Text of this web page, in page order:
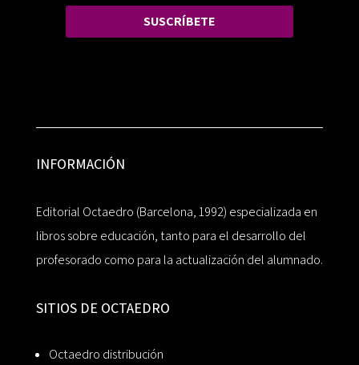
SUSCRÍBETE
INFORMACIÓN
Editorial Octaedro (Barcelona, 1992) especializada en
libros sobre educación, tanto para el desarrollo del
profesorado como para la actualización del alumnado.
SITIOS DE OCTAEDRO
Octaedro distribución